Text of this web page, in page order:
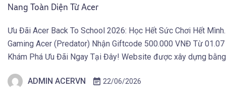
Nang Toàn Diện Từ Acer
Ưu Đãi Acer Back To School 2026: Học Hết Sức Chơi Hết
Gaming Acer (Predator) Nhận Giftcode 500.000 VNĐ Từ
Khám Phá Ưu Đãi Ngay Tại Đây! Website được xây dựng
ADMIN ACERVN
22/06/2026